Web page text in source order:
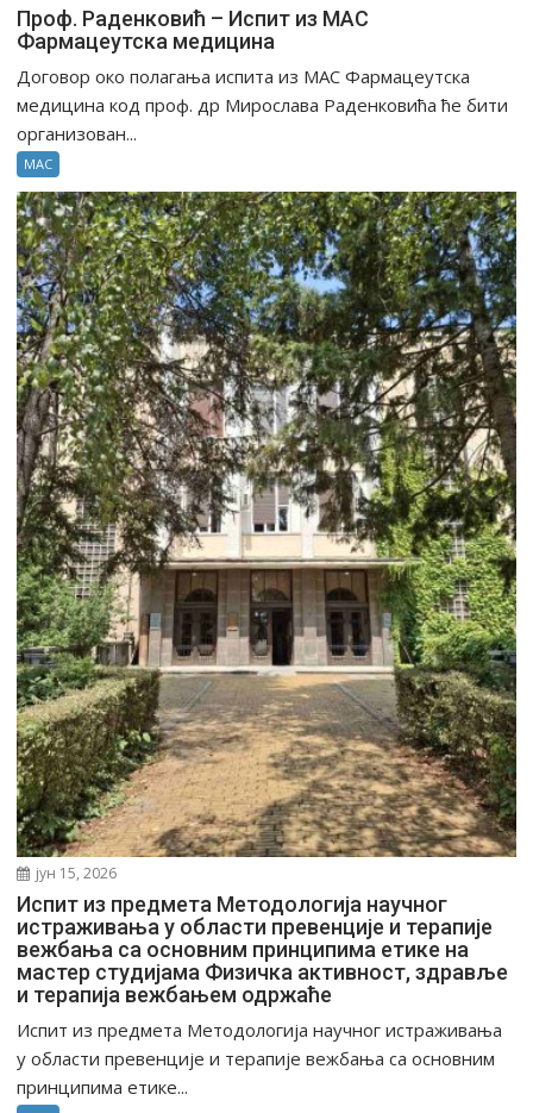
Проф. Раденковић – Испит из МАС
Фармацеутска медицина
Договор око полагања испита из МАС Фармацеутска
медицина код проф. др Мирослава Раденковића ће бити
организован...
МАС
јун 15, 2026
Испит из предмета Методологија научног
истраживања у области превенције и терапије
вежбања са основним принципима етике на
мастер студијама Физичка активност, здравље
и терапија вежбањем одржаће
Испит из предмета Методологија научног истраживања
у области превенције и терапије вежбања са основним
принципима етике...